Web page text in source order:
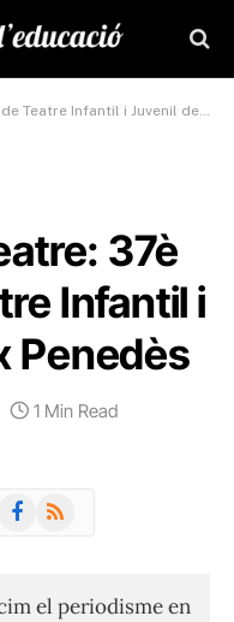
Infantil i Juvenil del Baix Penedès
37è
Infantil i
Penedès
1 Min Read
Facebook
RSS
el periodisme en